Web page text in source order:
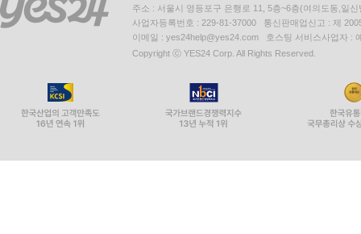
주소 : 서울시 영등포구 은행로 11, 5층~6층(여의도동,일신
사업자등록번호 : 229-81-37000 통신판매업신고 : 제
이메일 : yes24help@yes24.com 호스팅 서비스사업자 :
Copyright ⓒ YES24 Corp. All Rights Reserved.